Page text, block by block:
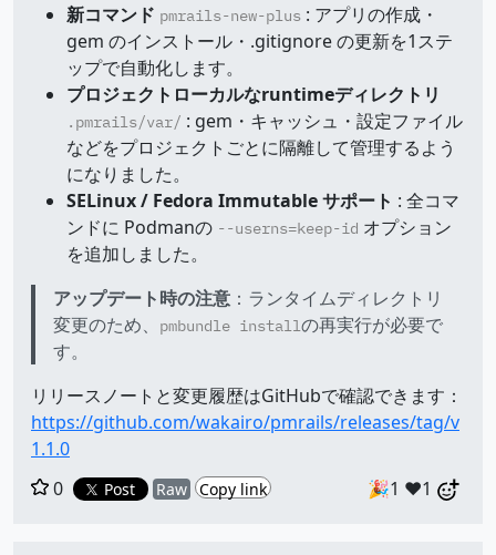
新コマンド pmrails-new-plus : アプリの作成・
gem のインストール・.gitignore の更新を1ステ
ップで自動化します。
プロジェクトローカルなruntimeディレクトリ
.pmrails/var/ : gem・キャッシュ・設定ファイル
などをプロジェクトごとに隔離して管理するよう
になりました。
SELinux / Fedora Immutable サポート : 全コマ
ンドに Podmanの --userns=keep-id オプション
を追加しました。
アップデート時の注意 ：ランタイムディレクトリ
変更のため、
pmbundle installの再実行が必要で
す。
リリースノートと変更履歴はGitHubで確認できます：
https://github.com/wakairo/pmrails/releases/tag/v
1.1.0
0
Post Raw Copy link 🎉1 ❤️1